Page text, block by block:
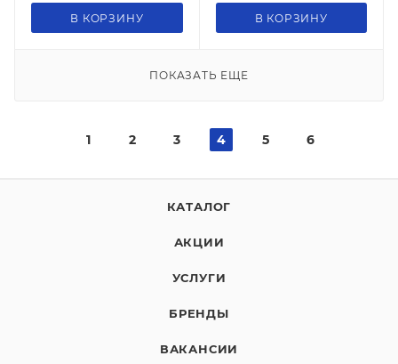
В КОРЗИНУ В КОРЗИНУ
ПОКАЗАТЬ ЕЩЕ
1 2 3 4 5 6
КАТАЛОГ
АКЦИИ
УСЛУГИ
БРЕНДЫ
ВАКАНСИИ